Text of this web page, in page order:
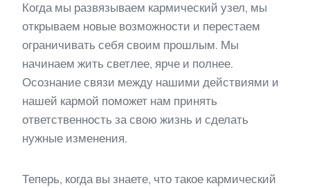
Когда мы развязываем кармический узел, мы
открываем новые возможности и перестаем
ограничивать себя своим прошлым. Мы
начинаем жить светлее, ярче и полнее.
Осознание связи между нашими действиями и
нашей кармой поможет нам принять
ответственность за свою жизнь и сделать
нужные изменения.
Теперь, когда вы знаете, что такое кармический